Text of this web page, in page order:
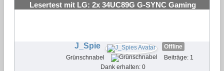
Lesertest mit LG: 2x 34UC89G G-SYNC Gaming
J_Spie
Offline
Grünschnabel
Beiträge: 1
Dank erhalten: 0